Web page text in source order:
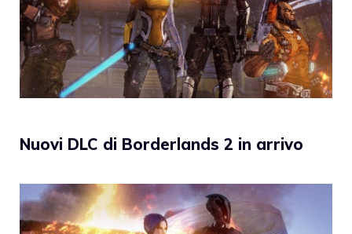
Nuovi DLC di Borderlands 2 in arrivo